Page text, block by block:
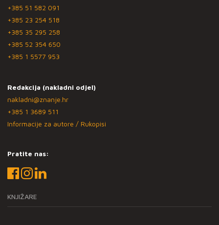
+385 51 582 091
+385 23 254 518
+385 35 295 258
+385 52 354 650
+385 1 5577 953
Redakcija (nakladni odjel)
nakladni@znanje.hr
+385 1 3689 511
Informacije za autore / Rukopisi
Pratite nas:
KNJIŽARE